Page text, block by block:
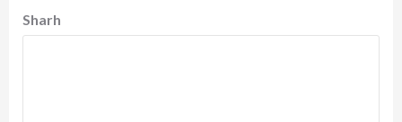
Sharh